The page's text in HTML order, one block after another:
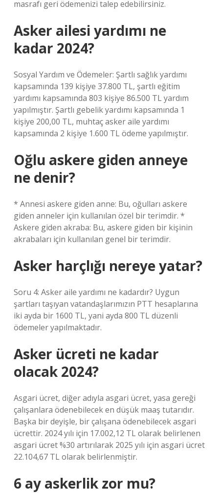
masrafı geri ödemenizi talep edebilirsiniz.
Asker ailesi yardımı ne
kadar 2024?
Sosyal Yardım ve Ödemeler: Şartlı sağlık yardımı
kapsamında 139 kişiye 37.800 TL, şartlı eğitim
yardımı kapsamında 803 kişiye 86.500 TL yardım
yapılmıştır. Şartlı gebelik yardımı kapsamında 1
kişiye 200,00 TL, muhtaç asker aile yardımı
kapsamında 2 kişiye 1.600 TL ödeme yapılmıştır.
Oğlu askere giden anneye
ne denir?
* Annesi askere giden anne: Bu, oğulları askere
giden anneler için kullanılan özel bir terimdir. *
Askere giden akraba: Bu, askere giden bir kişinin
akrabaları için kullanılan genel bir terimdir.
Asker harçlığı nereye yatar?
Soru 4: Asker aile yardımı ne kadardır? Uygun
şartları taşıyan vatandaşlarımızın PTT hesaplarına
iki ayda bir 1600 TL, yani ayda 800 TL düzenli
ödemeler yapılmaktadır.
Asker ücreti ne kadar
olacak 2024?
Asgari ücret, diğer adıyla asgari ücret, yasa gereği
çalışanlara ödenebilecek en düşük maaş tutarıdır.
Başka bir deyişle, bir çalışana ödenebilecek asgari
ücrettir. 2024 yılı için 17.002,12 TL olarak belirlenen
asgari ücret %30 artırılarak 2025 yılı için asgari ücret
22.104,67 TL olarak belirlenmiştir.
6 ay askerlik zor mu?